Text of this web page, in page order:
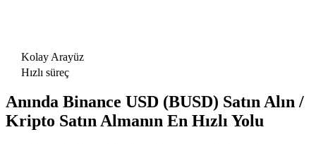
Kolay Arayüz
Hızlı süreç
Anında Binance USD (BUSD) Satın Alın /
Kripto Satın Almanın En Hızlı Yolu